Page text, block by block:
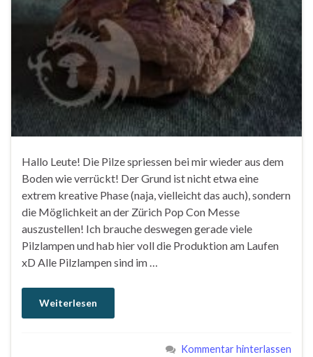
Hallo Leute! Die Pilze spriessen bei mir wieder aus dem
Boden wie verrückt! Der Grund ist nicht etwa eine
extrem kreative Phase (naja, vielleicht das auch), sondern
die Möglichkeit an der Zürich Pop Con Messe
auszustellen! Ich brauche deswegen gerade viele
Pilzlampen und hab hier voll die Produktion am Laufen
xD Alle Pilzlampen sind im …
Weiterlesen
Kommentar hinterlassen